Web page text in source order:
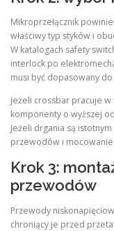
Mikroprzełącznik
właściwy typ styków i
W katalogach safety
interlock po
musi być dopasowany
Jeżeli crossbar pracuje
komponenty o wyższej
Jeżeli drgania są
przewodów i
Krok 3:
przewodów
Przewody
chroniący je przed